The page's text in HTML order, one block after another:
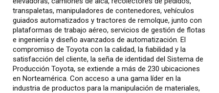
transpaletas, manipuladores de contenedores, vehículos
guiados automatizados y tractores de remolque, junto con
plataformas de trabajo aéreo, servicios de gestión de flotas
e ingeniería y diseño avanzados de automatización. El
compromiso de Toyota con la calidad, la fiabilidad y la
satisfacción del cliente, la seña de identidad del Sistema de
Producción Toyota, se extiende a más de 230 ubicaciones
en Norteamérica. Con acceso a una gama líder en la
industria de productos para la manipulación de materiales,